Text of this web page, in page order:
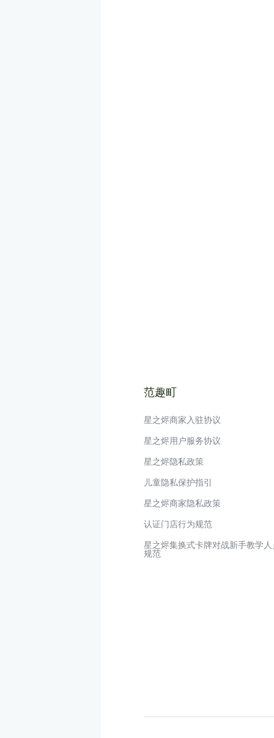
范趣町
星之烬商家入驻协议
星之烬用户服务协议
星之烬隐私政策
儿童隐私保护指引
星之烬商家隐私政策
认证门店行为规范
星之烬集换式卡牌对战新手教学
规范